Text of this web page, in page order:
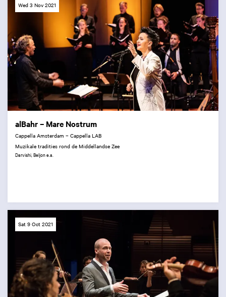
alBahr – Mare Nostrum
Cappella Amsterdam – Cappella LAB
Muzikale tradities rond de Middellandse Zee
Darvishi, Beljon e.a.
Wed 3 Nov 2021
Sat 9 Oct 2021